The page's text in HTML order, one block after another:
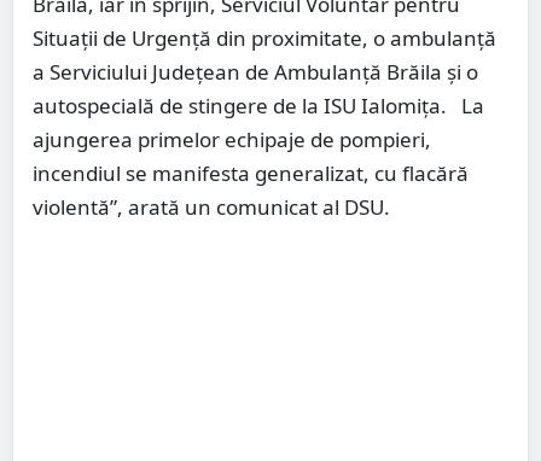
Situații de Urgență din proximitate, o ambulanță
a Serviciului Județean de Ambulanță Brăila și o
autospecială de stingere de la ISU Ialomița. La
ajungerea primelor echipaje de pompieri,
incendiul se manifesta generalizat, cu flacără
violentă”, arată un comunicat al DSU.